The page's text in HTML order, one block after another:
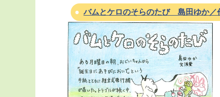
バムとケロのそらのたび 島田ゆか／